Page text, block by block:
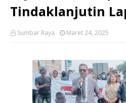
Tindaklanjutin
Sumbar Raya Maret 24, 2025